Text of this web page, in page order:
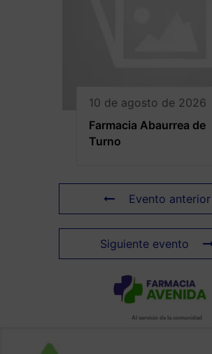
10 de agosto de 2026
Farmacia Abaurrea de
Turno
Evento anterior
Siguiente evento
Al servicio de la comunidad